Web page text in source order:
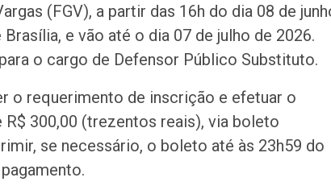
(FGV), a partir das 16h do dia 08 de
e vão até o dia 07 de julho de 2026.
o cargo de Defensor Público Substituto.
o requerimento de inscrição e efetuar o
300,00 (trezentos reais), via boleto
se necessário, o boleto até às 23h59 do